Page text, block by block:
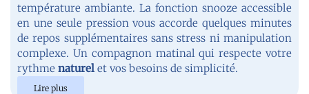
température ambiante. La fonction snooze accessible
en une seule pression vous accorde quelques minutes
de repos supplémentaires sans stress ni manipulation
complexe. Un compagnon matinal qui respecte votre
rythme naturel et vos besoins de simplicité.
Lire plus